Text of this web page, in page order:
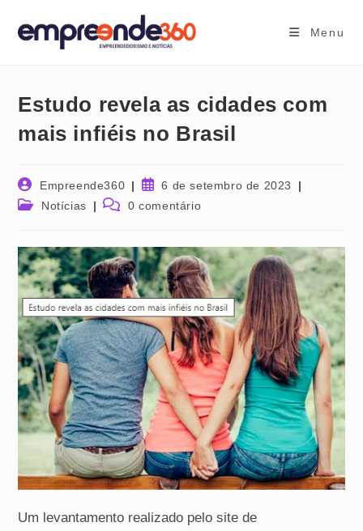
para
Menu
Estudo revela as cidades com
mais infiéis no Brasil
Autor
do
post:
Empreende360
Post
publicado:
6 de setembro de 2023
Categoria
Notícias
Comentários
0 comentário
Um levantamento realizado pelo site de